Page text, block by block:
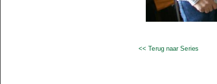
<< Terug naar Series